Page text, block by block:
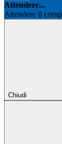
Attendere...
Attendere il
Chiudi